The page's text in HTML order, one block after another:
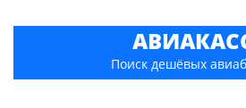
Поиск дешёвых